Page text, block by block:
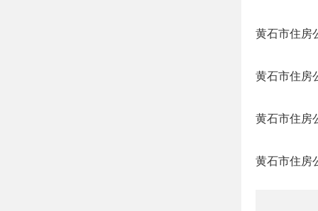
黄石市住房
黄石市住房
黄石市住房
黄石市住房